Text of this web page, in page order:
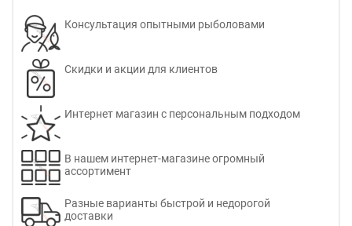
Консультация опытными рыболовами
Скидки и акции для клиентов
Интернет магазин с персональным подходом
В нашем интернет-магазине огромный
ассортимент
Разные варианты быстрой и недорогой
доставки